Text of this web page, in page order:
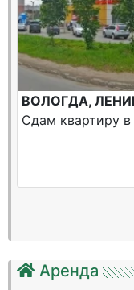
Аренда
ВОЛОГДА,
Сдам квартиру в